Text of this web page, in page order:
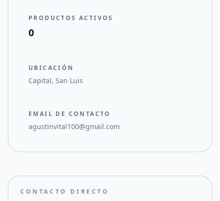
PRODUCTOS ACTIVOS
0
UBICACIÓN
Capital, San Luis
EMAIL DE CONTACTO
agustinvital100@gmail.com
CONTACTO DIRECTO